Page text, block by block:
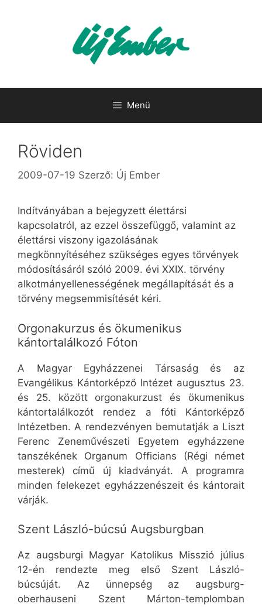
Menü
Röviden
2009-07-19 Szerző: Új Ember
Indítványában a bejegyzett élettársi
kapcsolatról, az ezzel összefüggő, valamint az
élettársi viszony igazolásának
megkönnyítéséhez szükséges egyes törvények
módosításáról szóló 2009. évi XXIX. törvény
alkotmányellenességének megállapítását és a
törvény megsemmisítését kéri.
Orgonakurzus és ökumenikus
kántortalálkozó Fóton
A Magyar Egyházzenei Társaság és az
Evangélikus Kántorképző Intézet augusztus 23.
és 25. között orgonakurzust és ökumenikus
kántortalálkozót rendez a fóti Kántorképző
Intézetben. A rendezvényen bemutatják a Liszt
Ferenc Zeneművészeti Egyetem egyházzene
tanszékének Organum Officians (Régi német
mesterek) című új kiadványát. A programra
minden felekezet egyházzenészeit és kántorait
várják.
Szent László-búcsú Augsburgban
Az augsburgi Magyar Katolikus Misszió július
12-én rendezte meg első Szent László-
búcsúját. Az ünnepség az augsburg-
oberhauseni Szent Márton-templomban